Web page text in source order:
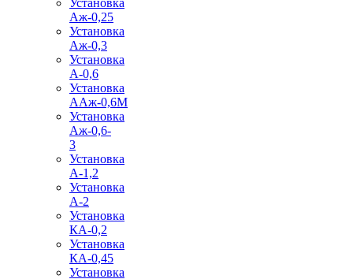
Установка
Аж-0,25
Установка
Аж-0,3
Установка
А-0,6
Установка
ААж-0,6М
Установка
Аж-0,6-
3
Установка
А-1,2
Установка
А-2
Установка
КА-0,2
Установка
КА-0,45
Установка